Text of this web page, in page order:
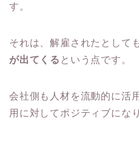
す。
それは、解雇されたとして
が出てくる という点です。
会社側も人材を流動的に活
用に対してポジティブにな